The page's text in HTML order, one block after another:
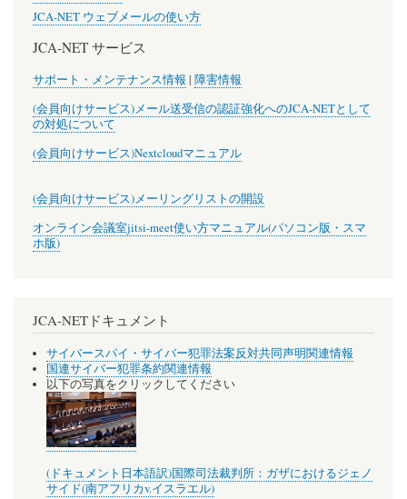
JCA-NET ウェブメールの使い方
JCA-NET サービス
サポート・メンテナンス情報 | 障害情報
(会員向けサービス)メール送受信の認証強化へのJCA-NETとして
の対処について
(会員向けサービス)Nextcloudマニュアル
(会員向けサービス)メーリングリストの開設
オンライン会議室jitsi-meet使い方マニュアル(パソコン版・スマ
ホ版)
JCA-NETドキュメント
サイバースパイ・サイバー犯罪法案反対共同声明関連情報
国連サイバー犯罪条約関連情報
以下の写真をクリックしてください
(ドキュメント日本語訳)国際司法裁判所：ガザにおけるジェノ
サイド(南アフリカv.イスラエル)